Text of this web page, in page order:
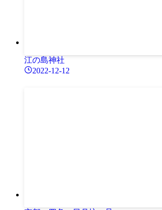
江の島神社
2022-12-12